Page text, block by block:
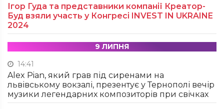
Ігор Гуда та представники компанії Креатор-
Буд взяли участь у Конгресі INVEST IN UKRAINE
2024
9 ЛИПНЯ
14:41
Alex Pian, який грав під сиренами на
львівському вокзалі, презентує у Тернополі вечір
музики легендарних композиторів при свічках